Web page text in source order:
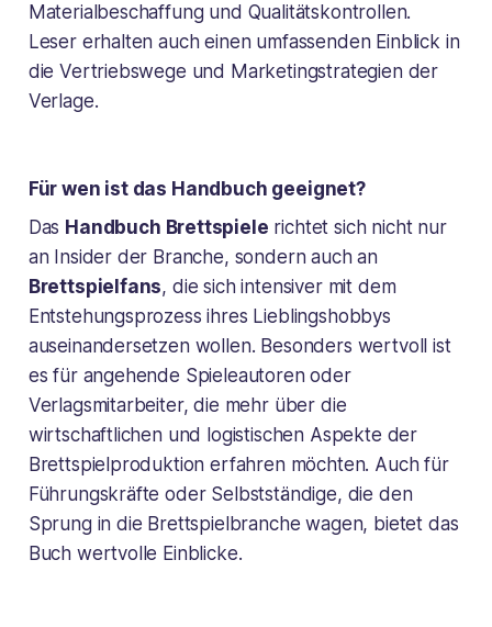
Materialbeschaffung und Qualitätskontrollen.
Leser erhalten auch einen umfassenden Einblick in
die Vertriebswege und Marketingstrategien der
Verlage.
Für wen ist das Handbuch geeignet?
Das Handbuch Brettspiele richtet sich nicht nur
an Insider der Branche, sondern auch an
Brettspielfans, die sich intensiver mit dem
Entstehungsprozess ihres Lieblingshobbys
auseinandersetzen wollen. Besonders wertvoll ist
es für angehende Spieleautoren oder
Verlagsmitarbeiter, die mehr über die
wirtschaftlichen und logistischen Aspekte der
Brettspielproduktion erfahren möchten. Auch für
Führungskräfte oder Selbstständige, die den
Sprung in die Brettspielbranche wagen, bietet das
Buch wertvolle Einblicke.